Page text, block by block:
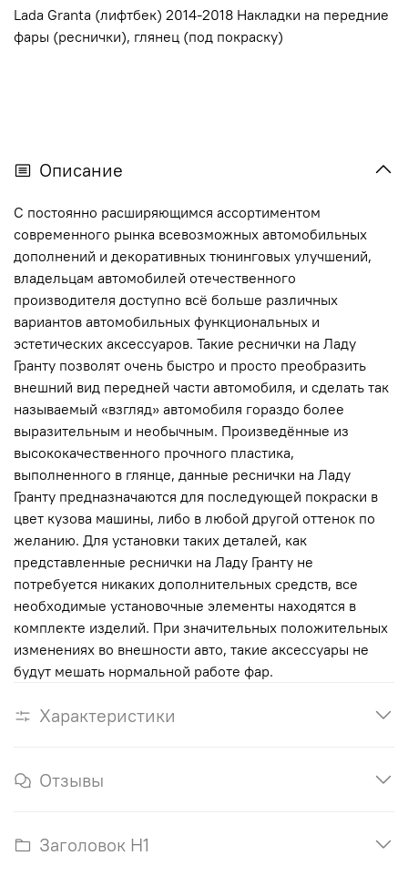
Lada Granta (лифтбек) 2014-2018 Накладки на передние
фары (реснички), глянец (под покраску)
Описание
С постоянно расширяющимся ассортиментом
современного рынка всевозможных автомобильных
дополнений и декоративных тюнинговых улучшений,
владельцам автомобилей отечественного
производителя доступно всё больше различных
вариантов автомобильных функциональных и
эстетических аксессуаров. Такие реснички на Ладу
Гранту позволят очень быстро и просто преобразить
внешний вид передней части автомобиля, и сделать так
называемый «взгляд» автомобиля гораздо более
выразительным и необычным. Произведённые из
высококачественного прочного пластика,
выполненного в глянце, данные реснички на Ладу
Гранту предназначаются для последующей покраски в
цвет кузова машины, либо в любой другой оттенок по
желанию. Для установки таких деталей, как
представленные реснички на Ладу Гранту не
потребуется никаких дополнительных средств, все
необходимые установочные элементы находятся в
комплекте изделий. При значительных положительных
изменениях во внешности авто, такие аксессуары не
будут мешать нормальной работе фар.
Характеристики
Отзывы
Заголовок H1